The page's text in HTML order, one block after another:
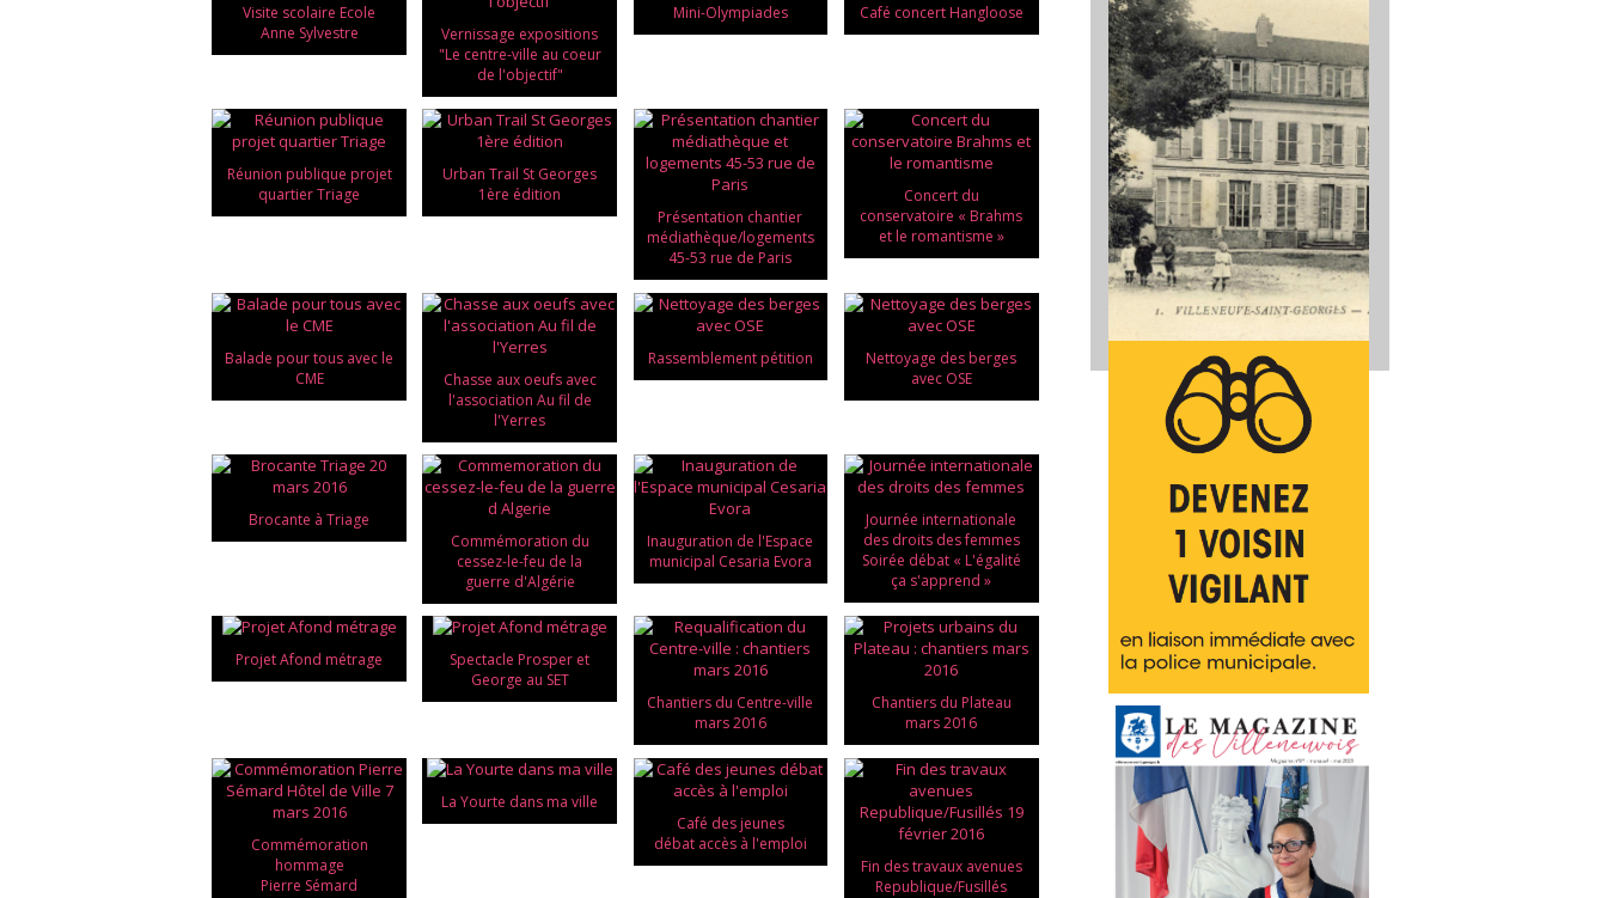
Visite scolaire Ecole
Anne Sylvestre
Vernissage expositions
"Le centre-ville au coeur
de l'objectif"
Mini-Olympiades Café concert Hangloose
Réunion publique projet
quartier Triage
Urban Trail St Georges
1ère édition
Présentation chantier
médiathèque/logements
45-53 rue de Paris
Concert du
conservatoire « Brahms
et le romantisme »
Balade pour tous avec le
CME
Chasse aux oeufs avec
l'association Au fil de
l'Yerres
Rassemblement pétition
Nettoyage des berges
avec OSE
Brocante à Triage
Commémoration du
cessez-le-feu de la
guerre d'Algérie
Inauguration de l'Espace
municipal Cesaria Evora
Journée internationale
des droits des femmes
Soirée débat « L'égalité
ça s'apprend »
Projet Afond métrage
Spectacle Prosper et
George au SET
Chantiers du Centre-ville
mars 2016
Chantiers du Plateau
mars 2016
Commémoration
hommage
Pierre Sémard
La Yourte dans ma ville
Café des jeunes
débat accès à l'emploi
Fin des travaux avenues
Republique/Fusillés